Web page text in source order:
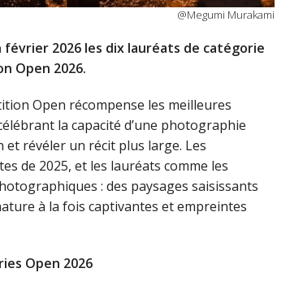
@Megumi Murakami
2026 les dix lauréats de catégorie
Open 2026.
Open récompense les meilleures
la capacité d’une photographie
et révéler un récit plus large. Les
de 2025, et les lauréats comme les
: des paysages saisissants
à la fois captivantes et empreintes
Open 2026